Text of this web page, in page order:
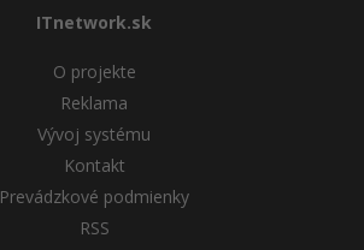
ITnetwork.sk
O projekte
Reklama
Vývoj systému
Kontakt
Prevádzkové podmienky
RSS